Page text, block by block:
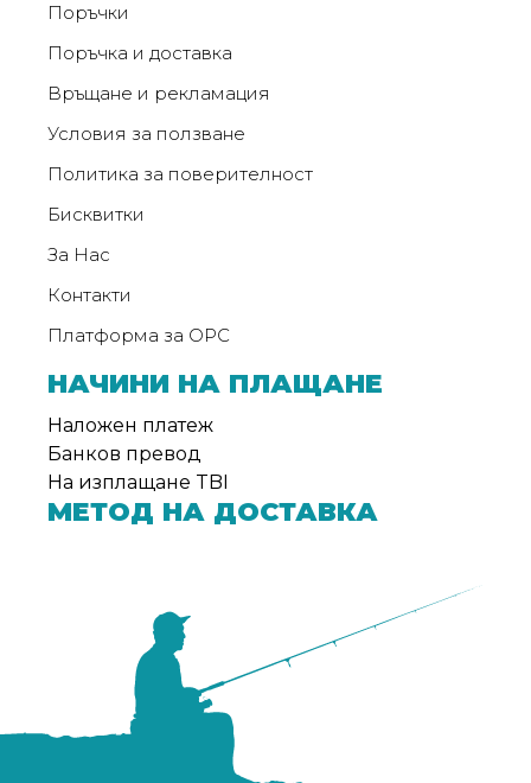
Поръчки
Поръчка и доставка
Връщане и рекламация
Условия за ползване
Политика за поверителност
Бисквитки
За Нас
Контакти
Платформа за ОРС
НАЧИНИ НА ПЛАЩАНЕ
Наложен платеж
Банков превод
На изплащане TBI
МЕТОД НА ДОСТАВКА